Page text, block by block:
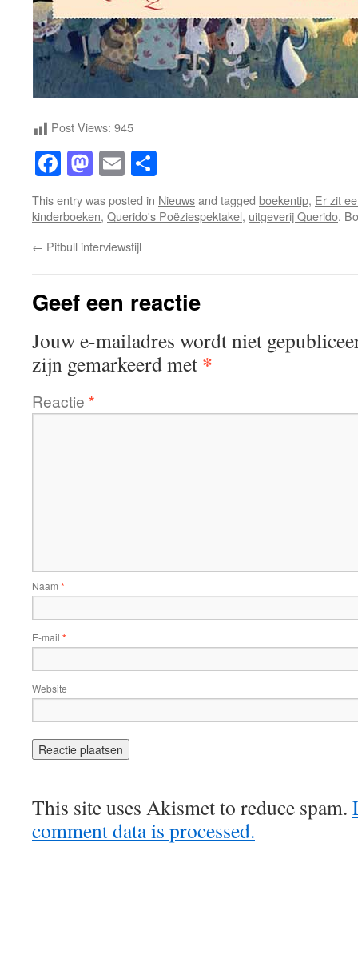
Post Views: 945
Facebook
Mastodon
Email
This entry was posted in Nieuwsand tagged boekentip, Er zit
kinderboeken, Querido's Poëziespektakel, uitgeverij Querido.
← Pitbull interviewstijl
Geef een reactie
Jouw e-mailadres wordt niet
zijn gemarkeerd met *
Reactie *
Naam *
E-mail *
Website
This site uses Akismet to reduce spam.
comment data is processed.